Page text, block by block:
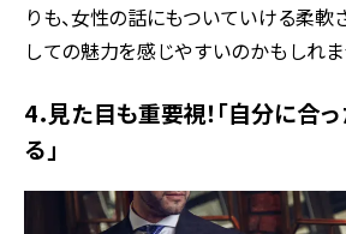
りも、女性の話にもついていける柔軟
しての魅力を感じやすいのかもしれま
4．見た目も重要視！「自分に合
る」